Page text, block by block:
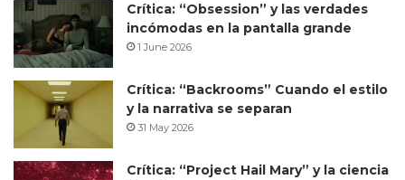
Crítica: “Obsession” y las verdades
incómodas en la pantalla grande
1 June 2026
Crítica: “Backrooms” Cuando el estilo
y la narrativa se separan
31 May 2026
Crítica: “Project Hail Mary” y la ciencia